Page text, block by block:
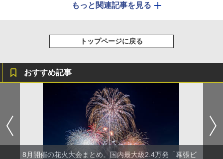
もっと関連記事を見る
トップページに戻る
おすすめ記事
8月開催の花火大会まとめ。国内最大級2.4万発「幕張ビ